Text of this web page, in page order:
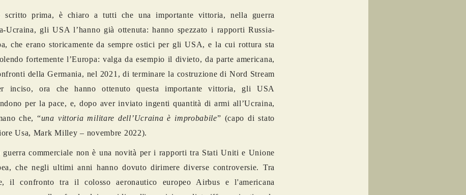
scritto prima, è chiaro a tutti che una importante vittoria, nella guerra
Ucraina, gli USA l’hanno già ottenuta: hanno spezzato i rapporti Russia-
che erano storicamente da sempre ostici per gli USA, e la cui rottura sta
fortemente l’Europa: valga da esempio il divieto, da parte americana,
della Germania, nel 2021, di terminare la costruzione di Nord Stream
inciso, ora che hanno ottenuto questa importante vittoria, gli USA
per la pace, e, dopo aver inviato ingenti quantità di armi all’Ucraina,
che, “una vittoria militare dell’Ucraina è improbabile” (capo di stato
Usa, Mark Milley – novembre 2022).
guerra commerciale non è una novità per i rapporti tra Stati Uniti e Unione
che negli ultimi anni hanno dovuto dirimere diverse controversie. Tra
il confronto tra il colosso aeronautico europeo Airbus e l'americana